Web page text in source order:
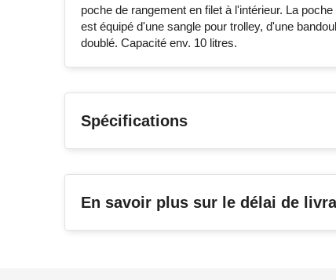
poche de rangement en filet à l'intérieur. La
est équipé d'une sangle pour trolley, d'une
doublé. Capacité env. 10 litres.
Spécifications
En savoir plus sur le délai de